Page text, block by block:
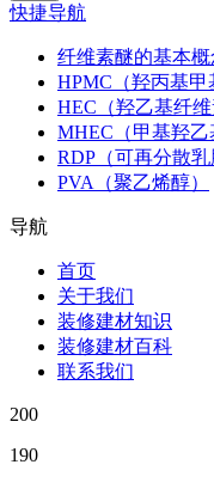
快捷导航
纤维素醚的基本概
HPMC（羟丙基甲
HEC（羟乙基纤维
MHEC（甲基羟乙
RDP（可再分散乳
PVA（聚乙烯醇）
导航
首页
关于我们
装修建材知识
装修建材百科
联系我们
200
190